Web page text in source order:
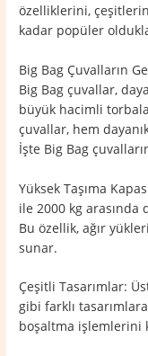
özelliklerini,
kadar popüler
Big Bag Çuvalların
Big Bag çuvallar,
büyük hacimli
çuvallar, hem
İşte Big Bag
Yüksek Taşıma
ile 2000 kg
Bu özellik, ağır
sunar.
Çeşitli Tasarımlar:
gibi farklı
boşaltma işlemlerini